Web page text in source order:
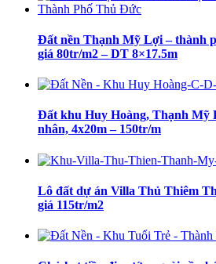
Đất nền Thạnh Mỹ Lợi – thành
giá 80tr/m2 – DT 8×17.5m
Đất khu Huy Hoàng, Thạnh Mỹ
nhân, 4x20m – 150tr/m
Lô đất dự án Villa Thủ Thiêm
giá 115tr/m2